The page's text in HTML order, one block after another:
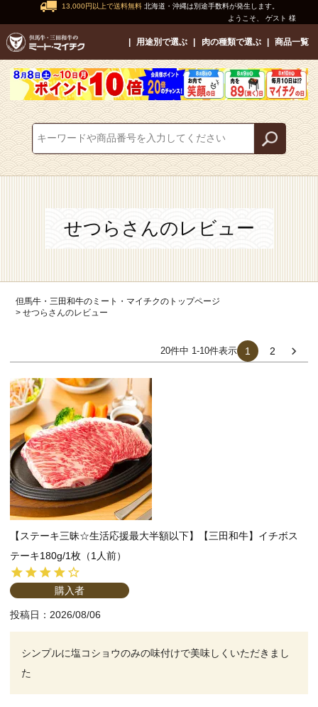
13,000円以上で送料無料 北海道・沖縄は別途手数料が発生します。
ようこそ、 ゲスト 様
用途別で選ぶ 肉の種類で選ぶ 商品一覧
せつらさんのレビュー
但馬牛・三田和牛のミート・マイチクのトップページ
せつらさんのレビュー
20件中 1-10件表示 1 2
【ステーキ三昧☆生活応援最大半額以下】【三田和牛】イチボス
テーキ180g/1枚（1人前）
購入者
投稿日 2026/08/06
シンプルに塩コショウのみの味付けで美味しくいただきまし
た